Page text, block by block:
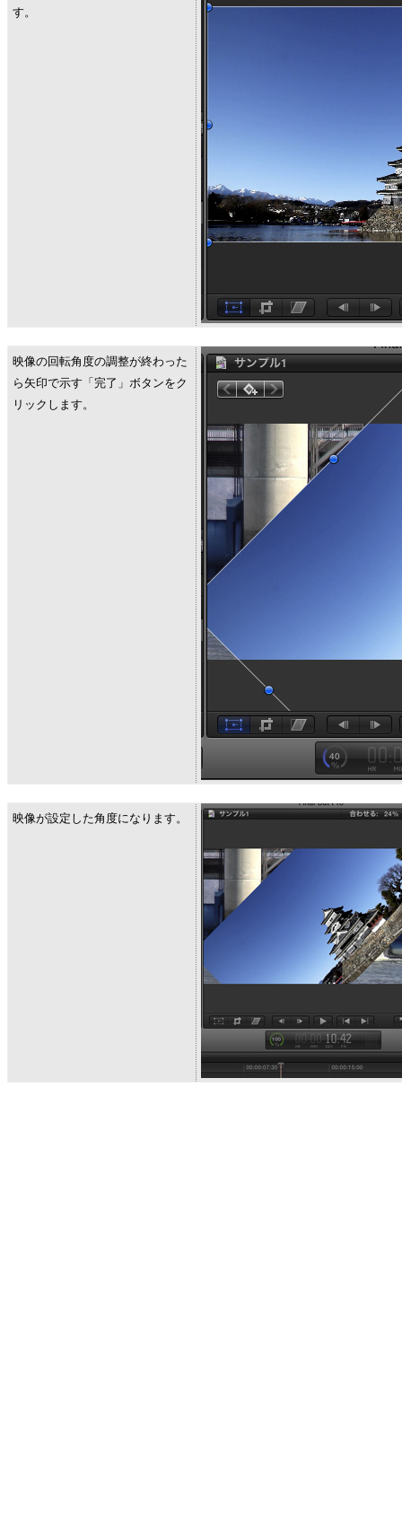
す。
映像の回転角度の調整が終わった
ら矢印で示す「完了」ボタンをク
リックします。
映像が設定した角度になります。